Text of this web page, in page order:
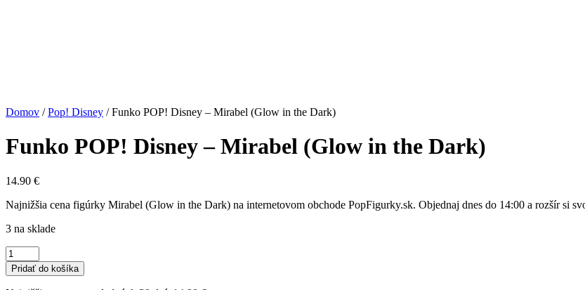
Domov / Pop! Disney /Funko POP! Disney – Mirabel (Glow in the Dark)
Funko POP! Disney – Mirabel (Glow in the Dark)
14.90 €
Najnižšia cena figúrky Mirabel (Glow in the Dark) na internetovom obchode PopFigurky.sk. Objednaj dnes do 14:00 a rozšír si
3 na sklade
množstvo
Funko
POP!
Pridať do košíka